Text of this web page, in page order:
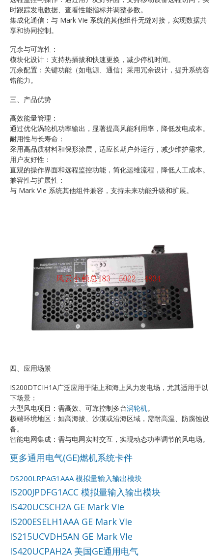
时跟踪发电数据、查看性能指标并调整参数。
集成化通信：与 Mark VIe 系统的其他组件无缝对接，实现数据共
享和协同控制。
冗余与可靠性：
模块化设计：支持热插拔和快速更换，减少停机时间。
冗余配置：关键功能（如电源、通信）采用冗余设计，提升系统容
错能力。
三、产品优势
高效能量管理：
通过优化涡轮机功率输出，显著提高风能利用率，降低发电成本。
耐用性与长寿命：
采用高品质材料和保形涂层，适应长期户外运行，减少维护需求。
用户友好性：
直观的操作界面和远程监控功能，简化运维流程，降低人工成本。
兼容性与扩展性：
与 Mark VIe 系统其他组件兼容，支持未来功能升级和扩展。
四、应用场景
IS200DTCIH1A广泛应用于陆上和海上风力发电场，尤其适用于以
下场景：
大型风电项目：需高效、可靠控制多台涡轮机。
极端环境地区：如高海拔、沙漠或沿海区域，需耐高温、防腐蚀设
备。
智能电网集成：需与电网实时交互，实现动态功率调节的风电场。
更多通用电气(GE)燃机系统卡件
DS200LRPAG1AAA 模拟量输入输出模块
IS200JPDFG1ACC 模拟量输入输出模块
IS420UCSCH2A GE Mark VIe
IS200ESELH1AAA GE Mark VIe
IS215UCVDH5AN GE Mark VIe
IS420UCPAH2A 美国GE通用电气